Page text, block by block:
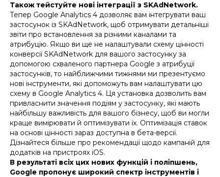
Також тейстуйте нові інтеграції з SKAdNetwork.
Тепер Google Analytics 4 дозволяє вам інтегрувати ваш
застосунок із SKAdNetwork, щоб отримувати детальніші
звіти про встановлення за різними каналами та
атрибуцію. Якщо ви ще не налаштували схему цінності
конверсії SKAdNetwork для вашого застосунку за
допомогою схваленого партнера Google з атрибуції
застосунків, то найближчими тижнями ми презентуємо
нові інструменти, які допоможуть вам налаштувати цю
схему в Google Analytics 4. Ця установка дозволить вам
привласнити значення подіям у застосунку, які мають
найбільшу важливість для вашого бізнесу, щоб ви могли
краще вимірювати й оптимізувати їх. Оптимізація ставок
на основі цінності зараз доступна в бета-версії.
Дізнайтеся більше про рекомендації щодо кампаній для
додатків на пристроях iOS.
В результаті всіх цих нових функцій і поліпшень,
Google пропонує широкий спектр інструментів і